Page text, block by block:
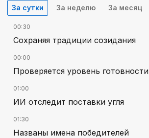
За сутки За неделю За месяц
00:30
Сохраняя традиции созидания
00:00
Проверяется уровень готовности
01:00
ИИ отследит поставки угля
01:30
Названы имена победителей